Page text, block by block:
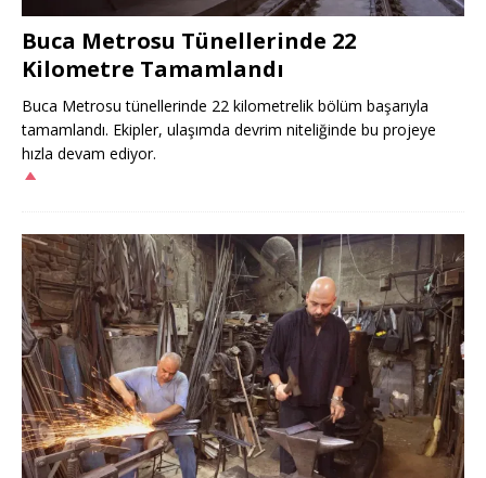
Buca Metrosu Tünellerinde 22
Kilometre Tamamlandı
Buca Metrosu tünellerinde 22 kilometrelik bölüm başarıyla
tamamlandı. Ekipler, ulaşımda devrim niteliğinde bu projeye
hızla devam ediyor.